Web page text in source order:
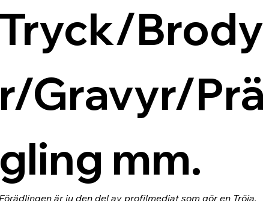
Brody
Gravyr/Prä
mm.
är ju den del av profilmediat som gör en Tröja,